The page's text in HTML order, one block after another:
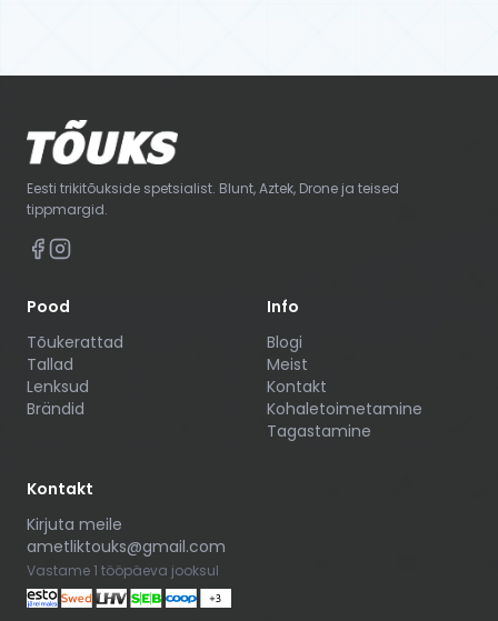
Eesti trikitõukside spetsialist. Blunt, Aztek, Drone ja teised
tippmargid.
Pood
Tõukerattad
Tallad
Lenksud
Brändid
Info
Blogi
Meist
Kontakt
Kohaletoimetamine
Tagastamine
Kontakt
Kirjuta meile
ametliktouks@gmail.com
Vastame 1 tööpäeva jooksul